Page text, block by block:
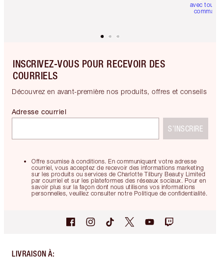
avec
INSCRIVEZ-VOUS POUR RECEVOIR DES
COURRIELS
Découvrez en avant-première nos produits, offres et conseils
Offre soumise à conditions. En communiquant votre adresse
courriel, vous acceptez de recevoir des informations marketing
sur les produits ou services de Charlotte Tilbury Beauty Limited
par courriel et sur les plateformes des réseaux sociaux. Pour en
savoir plus sur la façon dont nous utilisons vos informations
personnelles, veuillez consulter notre Politique de confidentialité.
Adresse courriel
S’INSCRIRE
LIVRAISON À: